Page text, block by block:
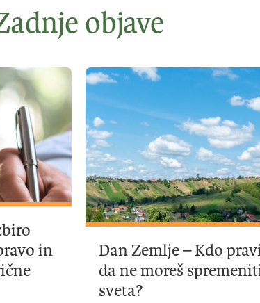
objave
in
Dan Zemlje – Kdo
da ne moreš
sveta?